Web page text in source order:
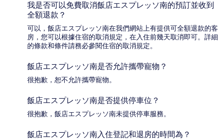
我是否可以免費取消飯店エスプレッソ南的預訂並收到
全額退款？
可以，飯店エスプレッソ南在我們網站上有提供可全額退款的客
房，您可以根據住宿的取消規定，在入住前幾天取消即可。詳細
的條款和條件請務必參閱住宿的取消規定。
飯店エスプレッソ南是否允許攜帶寵物？
很抱歉，恕不允許攜帶寵物。
飯店エスプレッソ南是否提供停車位？
很抱歉，飯店エスプレッソ南未提供停車服務。
飯店エスプレッソ南入住登記和退房的時間為？